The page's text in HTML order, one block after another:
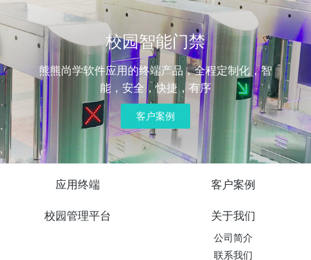
校园智能门禁
熊熊尚学软件应用的终端产品，全程定制化，智
能，安全，快捷，有序
客户案例
应用终端 客户案例
校园管理平台 关于我们
公司简介
联系我们